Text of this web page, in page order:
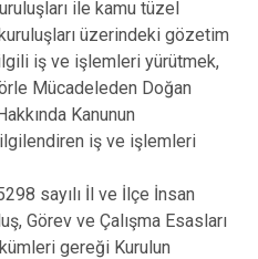
ile kamu tüzel
üzerindeki gözetim
iş ve işlemleri yürütmek,
Mücadeleden Doğan
Kanunun
iş ve işlemleri
sayılı İl ve İlçe İnsan
Görev ve Çalışma Esasları
gereği Kurulun